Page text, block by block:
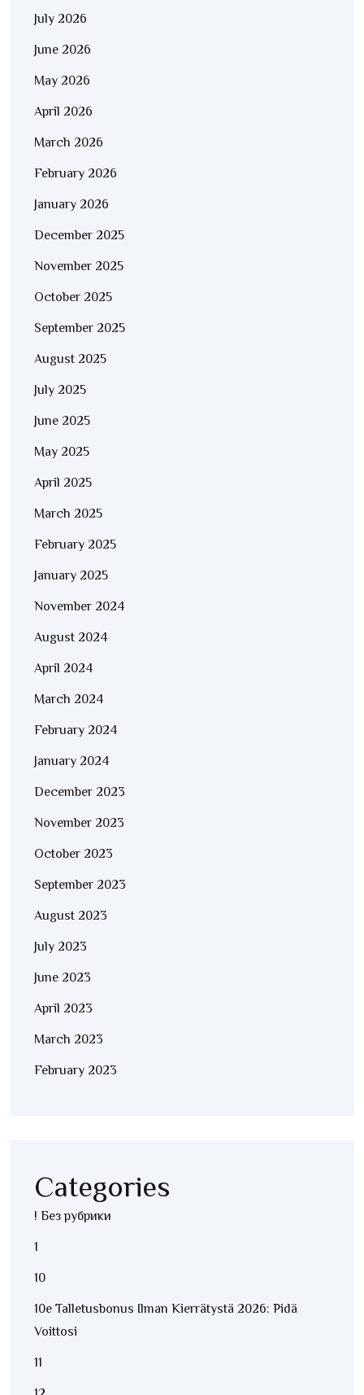
July 2026
June 2026
May 2026
April 2026
March 2026
February 2026
January 2026
December 2025
November 2025
October 2025
September 2025
August 2025
July 2025
June 2025
May 2025
April 2025
March 2025
February 2025
January 2025
November 2024
August 2024
April 2024
March 2024
February 2024
January 2024
December 2023
November 2023
October 2023
September 2023
August 2023
July 2023
June 2023
April 2023
March 2023
February 2023
Categories
! Без рубрики
1
10
10e Talletusbonus Ilman Kierrätystä 2026: Pidä
Voittosi
11